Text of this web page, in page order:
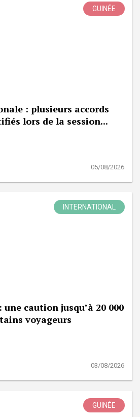
GUINÉE
: plusieurs accords
lors de la session...
05/08/2026
INTERNATIONAL
caution jusqu’à 20 000
voyageurs
03/08/2026
GUINÉE